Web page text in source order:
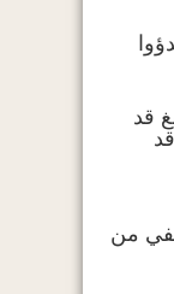
قد
الرئاسية في 20 جانفي من